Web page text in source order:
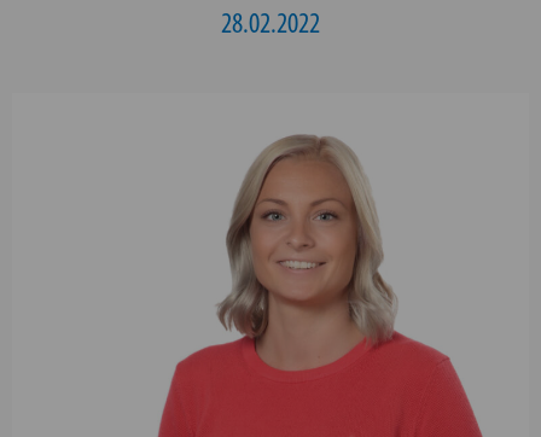
28.02.2022